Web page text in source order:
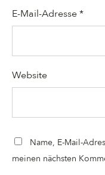
E-Mail-Adresse*
Website
Name, E-Mail-
meinen nächsten